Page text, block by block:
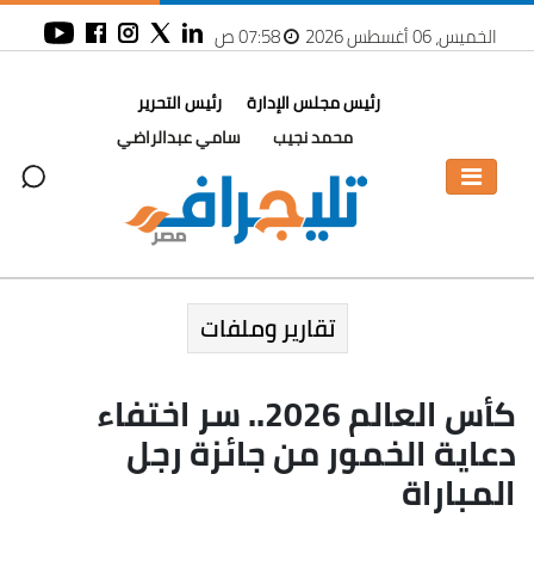
الخميس، 06 أغسطس 2026 07:58 ص
رئيس مجلس الإدارة
محمد نجيب
رئيس التحرير
سامي عبدالراضي
تقارير وملفات
كأس العالم 2026.. سر اختفاء
دعاية الخمور من جائزة رجل
المباراة